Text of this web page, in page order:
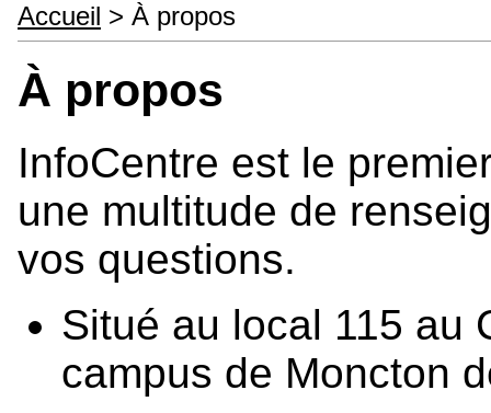
Accueil > À propos
À propos
InfoCentre est le
une multitude de
vos questions.
Situé au local 115 au
campus de Moncton